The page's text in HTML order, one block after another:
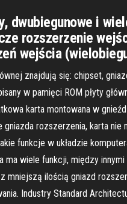
dwubiegunowe i
rozszerzenie
wejścia
znajdują się: chipset,
w pamięci ROM płyty
karta montowana w
gniazda rozszerzenia, karta
funkcje w układzie
ma wiele funkcji, między
mniejszą ilością gniazd
Industry Standard